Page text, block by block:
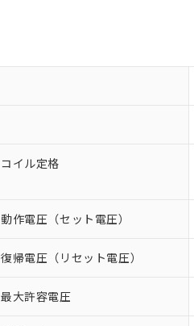
コイル定格
動作電圧（セット電圧）
復帰電圧（リセット電圧）
最大許容電圧